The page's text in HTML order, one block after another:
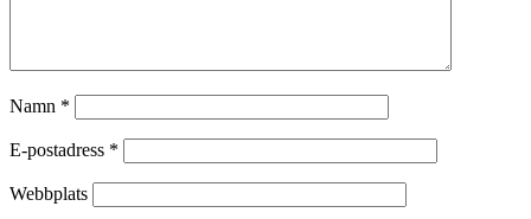
Namn *
E-postadress *
Webbplats